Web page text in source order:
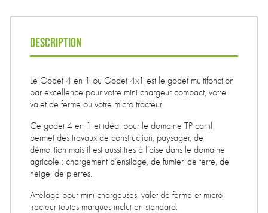
DESCRIPTION
Le Godet 4 en 1 ou Godet 4x1 est le godet multifonction
par excellence pour votre mini chargeur compact, votre
valet de ferme ou votre micro tracteur.
Ce godet 4 en 1 et idéal pour le domaine TP car il
permet des travaux de construction, paysager, de
démolition mais il est aussi très à l’aise dans le domaine
agricole : chargement d’ensilage, de fumier, de terre, de
neige, de pierres.
Attelage pour mini chargeuses, valet de ferme et micro
tracteur toutes marques inclut en standard.